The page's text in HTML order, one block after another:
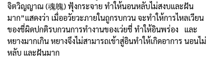
จิตวิญญาณ (魂魄) ฟุ้งกระจาย ทำให้นอนหลับไม่สงบและฝัน
มาก”แสดงว่า เมื่ออวัยวะภายในถูกรบกวน จะทำให้การไหลเวียน
ของชี่ผิดปกติรบกวนการทำงานของเว่ยชี่ ทำให้อินพร่อง และ
หยางมากเกิน หยางจึงไม่สามารถเข้าสู่อินทำให้เกิดอาการ นอนไม่
หลับ และฝันมาก